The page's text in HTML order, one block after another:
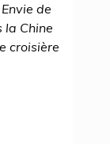
de
la Chine
croisière